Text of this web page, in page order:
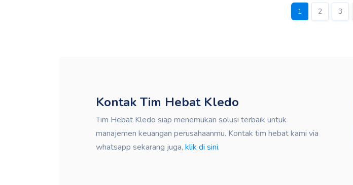
1 2 3
Kontak Tim Hebat Kledo
Tim Hebat Kledo siap menemukan solusi terbaik untuk
manajemen keuangan perusahaanmu. Kontak tim hebat kami via
whatsapp sekarang juga, klik di sini.